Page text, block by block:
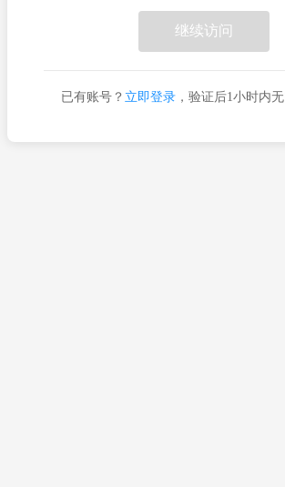
继续访问
已有账号？ 立即登录，验证后1小时内